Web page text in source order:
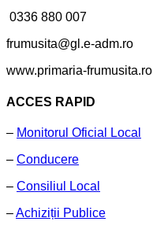
0336 880 007
frumusita@gl.e-adm.ro
www.primaria-frumusita.ro
ACCES RAPID
– Monitorul Oficial Local
– Conducere
– Consiliul Local
–Achiziții Publice